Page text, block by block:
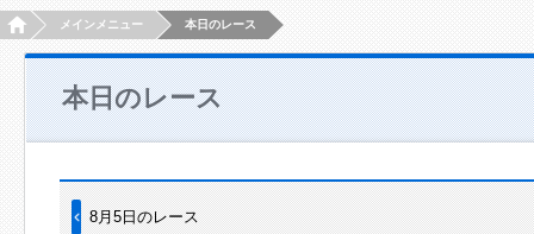
HOMEメインメニュー 本日のレース
本日のレース
8月5日のレース